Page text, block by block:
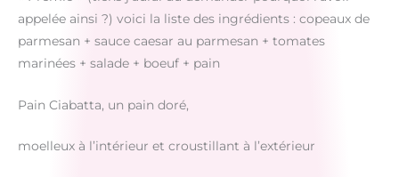
appelée ainsi ?) voici la liste des ingrédients : copeaux de
parmesan + sauce caesar au parmesan + tomates
marinées + salade + boeuf + pain
Pain Ciabatta, un pain doré,
moelleux à l’intérieur et croustillant à l’extérieur